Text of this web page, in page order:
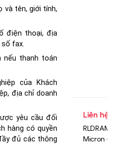
và tên, giới tính,
điện thoại, địa
fax.
nếu thanh toán
của Khách
địa chỉ doanh
yêu cầu đối
hàng có quyền
đủ các thông
Liên hệ
RLDRAM
Micron -